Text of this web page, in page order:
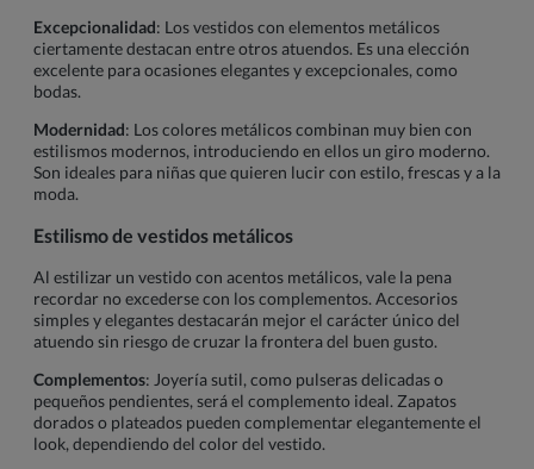
Excepcionalidad: Los vestidos con elementos metálicos
ciertamente destacan entre otros atuendos. Es una elección
excelente para ocasiones elegantes y excepcionales, como
bodas.
Modernidad: Los colores metálicos combinan muy bien con
estilismos modernos, introduciendo en ellos un giro moderno.
Son ideales para niñas que quieren lucir con estilo, frescas y a la
moda.
Estilismo de vestidos metálicos
Al estilizar un vestido con acentos metálicos, vale la pena
recordar no excederse con los complementos. Accesorios
simples y elegantes destacarán mejor el carácter único del
atuendo sin riesgo de cruzar la frontera del buen gusto.
Complementos: Joyería sutil, como pulseras delicadas o
pequeños pendientes, será el complemento ideal. Zapatos
dorados o plateados pueden complementar elegantemente el
look, dependiendo del color del vestido.